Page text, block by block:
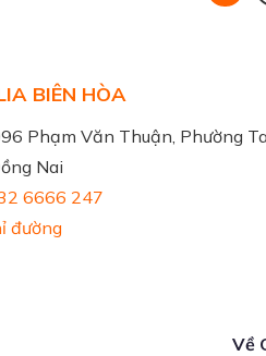
BIÊN HÒA
Phạm Văn Thuận, Phường
Nai
6666 247
đường
Về